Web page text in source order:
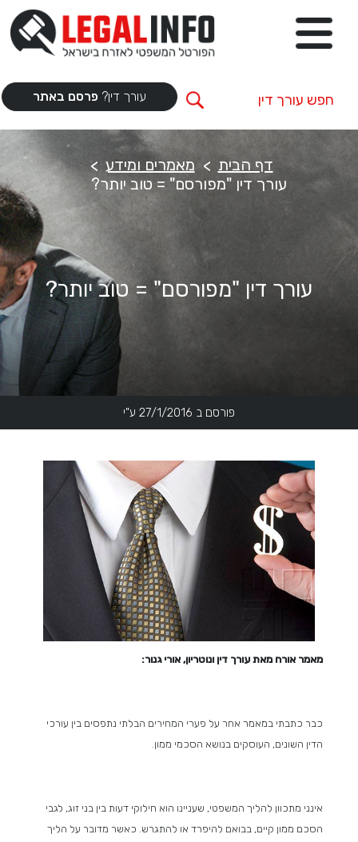
עורך דין? פרסם באתר
דף הבית
מאמרים ומידע
עורך דין "מפורסם" = טוב יותר?
עורך דין "מפורסם" = טוב יותר?
פורסם ב 27/1/2016 ע"י
מאמר אורח מאת עורך דין ונוטריון, אורי גנור:
כבר כתבתי במאמר אחר על פערי המחירים הבלתי נתפסים בין עורכי
הדין השונים, העוסקים בנושא הסכמי ממון.
אינני מתכוון להליך המשפטי, שעניינו הוא חילוקי דעות בין בני זוג, לגבי
הסכם ממון קיים, בבואם להיפרד או להתגרש. כאשר מדובר על הליך